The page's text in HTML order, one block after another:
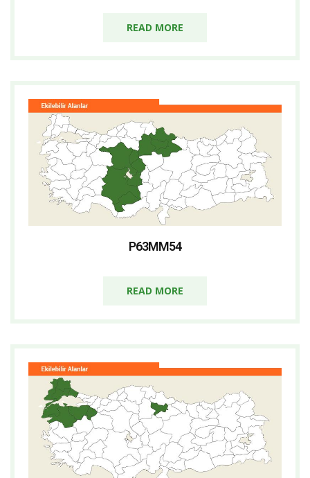
READ MORE
P63MM54
READ MORE